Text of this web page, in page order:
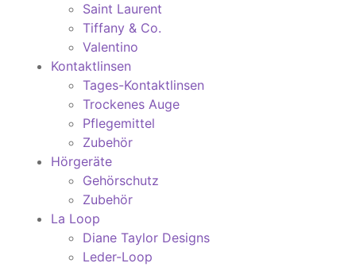
Saint Laurent
Tiffany & Co.
Valentino
Kontaktlinsen
Tages-Kontaktlinsen
Trockenes Auge
Pflegemittel
Zubehör
Hörgeräte
Gehörschutz
Zubehör
La Loop
Diane Taylor Designs
Leder-Loop